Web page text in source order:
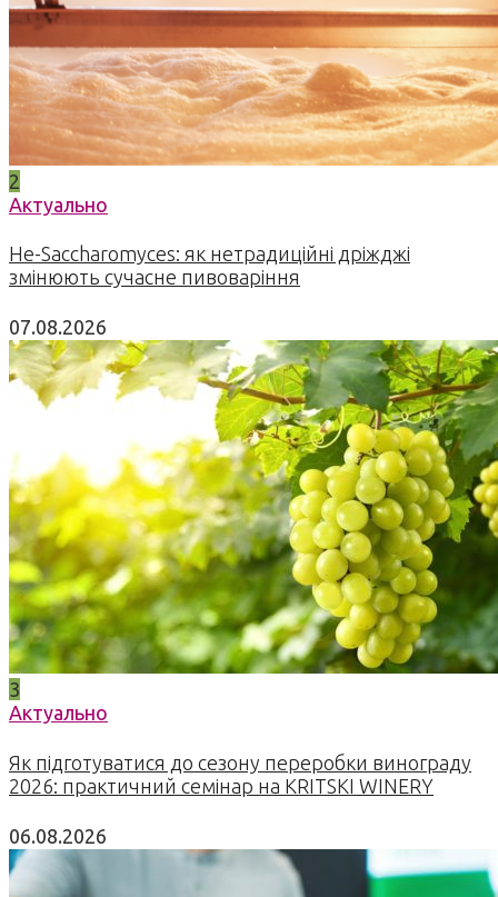
2
Актуально
Не-Saccharomyces: як нетрадиційні дріжджі
змінюють сучасне пивоваріння
07.08.2026
3
Актуально
Як підготуватися до сезону переробки винограду
2026: практичний семінар на KRITSKI WINERY
06.08.2026